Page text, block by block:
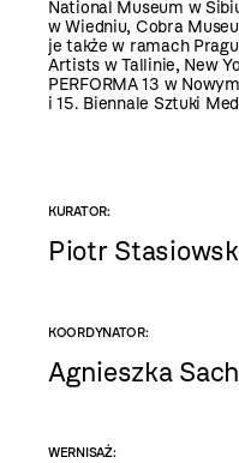
National Museum w
w Wiedniu, Cobra
je także w ramach
Artists w Tallinie, New
PERFORMA 13 w
i 15. Biennale Sztuki
KURATOR:
Piotr
KOORDYNATOR:
Agnieszka
WERNISAŻ: